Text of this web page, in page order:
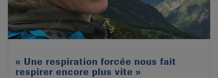
« Une respiration forcée nous fait
respirer encore plus vite »